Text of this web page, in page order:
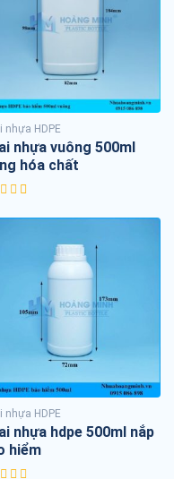
nhựa HDPE
nhựa vuông 500ml
hóa chất
nhựa HDPE
nhựa hdpe 500ml nắp
hiểm